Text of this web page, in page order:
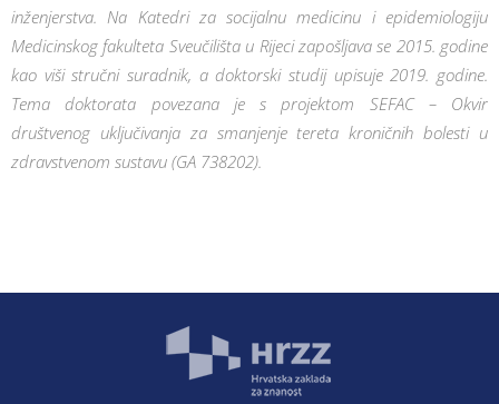
inženjerstva. Na Katedri za socijalnu medicinu i epidemiologiju
Medicinskog fakulteta Sveučilišta u Rijeci zapošljava se 2015. godine
kao viši stručni suradnik, a doktorski studij upisuje 2019. godine.
Tema doktorata povezana je s projektom SEFAC – Okvir
društvenog uključivanja za smanjenje tereta kroničnih bolesti u
zdravstvenom sustavu (GA 738202).